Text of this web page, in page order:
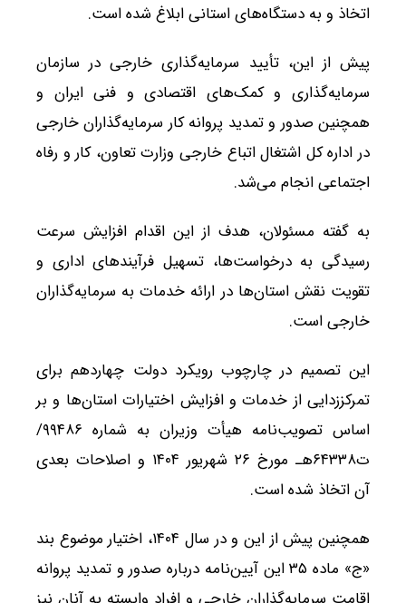
اتخاذ و به دستگاه‌های استانی ابلاغ شده است.
پیش از این، تأیید سرمایه‌گذاری خارجی در سازمان
سرمایه‌گذاری و کمک‌های اقتصادی و فنی ایران و
همچنین صدور و تمدید پروانه کار سرمایه‌گذاران خارجی
در اداره کل اشتغال اتباع خارجی وزارت تعاون، کار و رفاه
اجتماعی انجام می‌شد.
به گفته مسئولان، هدف از این اقدام افزایش سرعت
رسیدگی به درخواست‌ها، تسهیل فرآیندهای اداری و
تقویت نقش استان‌ها در ارائه خدمات به سرمایه‌گذاران
خارجی است.
این تصمیم در چارچوب رویکرد دولت چهاردهم برای
تمرکززدایی از خدمات و افزایش اختیارات استان‌ها و بر
اساس تصویب‌نامه هیأت وزیران به شماره ۹۹۴۸۶/
ت۶۴۳۳۸هـ مورخ ۲۶ شهریور ۱۴۰۴ و اصلاحات بعدی
آن اتخاذ شده است.
همچنین پیش از این و در سال ۱۴۰۴، اختیار موضوع بند
«ج» ماده ۳۵ این آیین‌نامه درباره صدور و تمدید پروانه